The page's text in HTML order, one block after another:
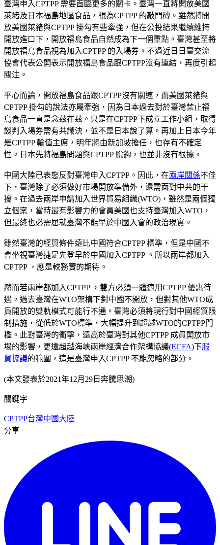
臺灣申入CPTPP 需要面臨更多的關卡。臺灣一直將開放美國
萊豬及日本福島地區食品，視為CPTPP 的敲門磚。雖然將開
放美國萊豬與CPTPP 掛勾有些牽強，但在公投結果繼續維持
開放進口下，開放福島食品自然成為下一個重點。臺灣甚至將
開放福島食品視為加入CPTPP 的入場券。不過近日日臺交流
協會代表公開表示開放福島食品跟CPTPP沒有連結，再度引起
關注。
平心而論，開放福島食品跟CPTPP沒有關連，而美國萊豬與
CPTPP 掛勾的說法亦屬牽強，因為日本過去對於臺灣禁止福
島食品一直是念茲在茲。只是在CPTPP下成立工作小組，取得
談判入場券需有共識決，並不是日本說了算。再加上日本今年
是CPTPP 輪值主席，明年將由新加坡擔任，也存有不確定
性。日本先將福島問題與CPTPP 脫鈎，也並非沒有根據。
中國大陸已表態反對臺灣申入CPTPP。因此，在兩岸關係不佳
下，臺灣除了必須做好市場開放準備外，還需面對中共的干
擾。在過去兩岸申請加入世界貿易組織(WTO)，雖然是兩個獨
立個案，當時最有影響力的會員美國也支持臺灣加入WTO，
但最終也必需屈就臺灣不能早於中國入會的政治現實。
雖然臺灣的經貿條件遠比中國符合CPTPP 標準，但是中國不
會坐視臺灣捷足先登早於中國加入CPTPP 。所以兩岸都加入
CPTPP ，應是較務實的期待。
然而若兩岸都加入CPTPP ，雙方必須一體適用CPTPP 優惠待
遇。過去臺灣在WTO架構下對中國不開放，但對其他WTO成
員開放的雙軌模式可能行不通。臺灣必須將現行對中國經貿限
制措施，從低於WTO標準，大幅提升到超越WTO的CPTPP門
檻。此對臺灣的衝擊，遠高於臺灣對其他CPTPP 成員開放市
場的影響，更遠超越海峽兩岸經濟合作架構協議(ECFA)下服
貿協議的範圍，這是臺灣申入CPTPP 不能忽略的部分。
(本文發表於2021年12月29日奔騰思潮)
關鍵字
CPTPP台灣中國大陸
分享